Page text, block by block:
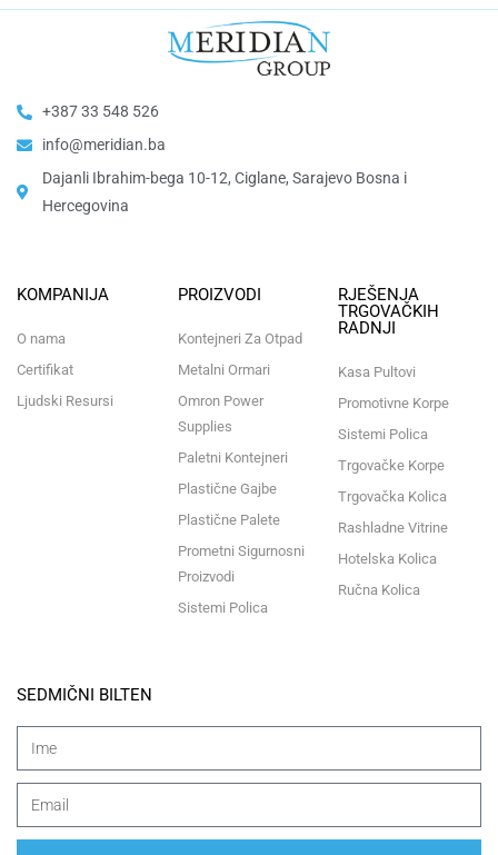
+387 33 548 526
info@meridian.ba
Dajanli Ibrahim-bega 10-12, Ciglane, Sarajevo Bosna i
Hercegovina​
KOMPANIJA
O nama
Certifikat
Ljudski Resursi
PROIZVODI
Kontejneri Za Otpad
Metalni Ormari
Omron Power
Supplies
Paletni Kontejneri
Plastične Gajbe
Plastične Palete
Prometni Sigurnosni
Proizvodi
Sistemi Polica
RJEŠENJA
TRGOVAČKIH
RADNJI
Kasa Pultovi
Promotivne Korpe
Sistemi Polica
Trgovačke Korpe
Trgovačka Kolica
Rashladne Vitrine
Hotelska Kolica
Ručna Kolica
SEDMIČNI BILTEN